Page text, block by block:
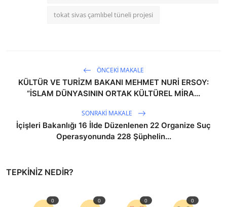
tokat sivas çamlıbel tüneli projesi
ÖNCEKI MAKALE
KÜLTÜR VE TURİZM BAKANI MEHMET NURİ ERSOY:
“İSLAM DÜNYASININ ORTAK KÜLTÜREL MİRA...
SONRAKI MAKALE
İçişleri Bakanlığı 16 İlde Düzenlenen 22 Organize Suç
Operasyonunda 228 Şüphelin...
TEPKINIZ NEDIR?
0 0 0 0